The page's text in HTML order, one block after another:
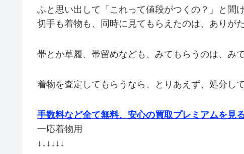
ふと思い出して「これって値段がつくの？」と聞
切手も着物も、同時に見てもらえたのは、ありが
帯とか草履、帯留めなども、みてもらうのは、み
着物を査定してもらうなら、とりあえず、処分し
手数料など全て無料、安心の買取プレミアムを見る
一応着物用
↓↓↓↓↓↓